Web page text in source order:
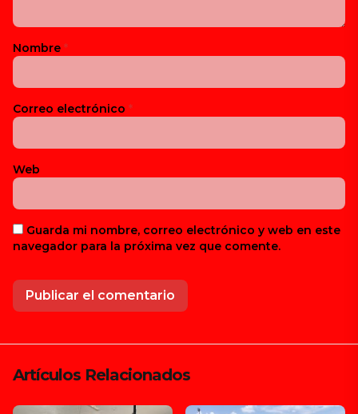
Nombre *
Correo electrónico *
Web
Guarda mi nombre, correo electrónico y web en este
navegador para la próxima vez que comente.
Artículos Relacionados